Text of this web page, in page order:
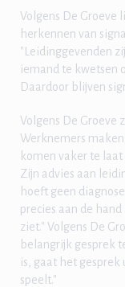
Volgens De Groeve
herkennen van
"Leidinggevenden
iemand te kwetsen
Daardoor blijven
Volgens De Groeve
Werknemers
komen vaker te
Zijn advies aan
hoeft geen
precies aan de
ziet." Volgens De
belangrijk gesprek
is, gaat het
speelt."